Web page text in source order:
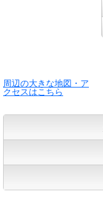
周辺の大きな地図・ア
クセスはこちら